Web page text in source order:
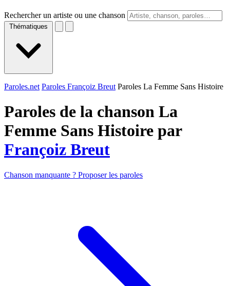
Rechercher un artiste ou une chanson
Thématiques
Paroles.net Paroles Françoiz Breut Paroles La Femme Sans Histoire
Paroles de la chanson La
Femme Sans Histoire par
Françoiz Breut
Chanson manquante ? Proposer les paroles